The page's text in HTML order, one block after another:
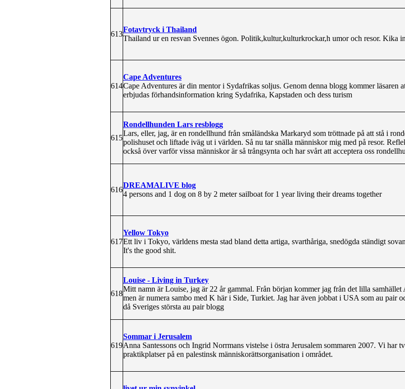
613
Fotavtryck i Thailand
Thailand ur en resvan Svennes ögon. Politik,kultur,kulturkrockar,h umor och resor. Kika
614
Cape Adventures
Cape Adventures är din mentor i Sydafrikas soljus. Genom denna blogg kommer läsaren
erbjudas förhandsinformation kring Sydafrika, Kapstaden och dess turism
615
Rondellhunden Lars resblogg
Lars, eller, jag, är en rondellhund från småländska Markaryd som tröttnade på att stå i
polishuset och liftade iväg ut i världen. Så nu tar snälla människor mig med på resor.
också över varför vissa människor är så trångsynta och har svårt att acceptera oss
616
DREAMALIVE blog
4 persons and 1 dog on 8 by 2 meter sailboat for 1 year living their dreams together
617
Yellow Tokyo
Ett liv i Tokyo, världens mesta stad bland detta artiga, svarthåriga, snedögda ständigt
It's the good shit.
618
Louise - Living in Turkey
Mitt namn är Louise, jag är 22 år gammal. Från början kommer jag från det lilla samhället
men är numera sambo med K här i Side, Turkiet. Jag har även jobbat i USA som au pair
då Sveriges största au pair blogg
619
Sommar i Jerusalem
Anna Santessons och Ingrid Norrmans vistelse i östra Jerusalem sommaren 2007. Vi har
praktikplatser på en palestinsk människorättsorganisation i området.